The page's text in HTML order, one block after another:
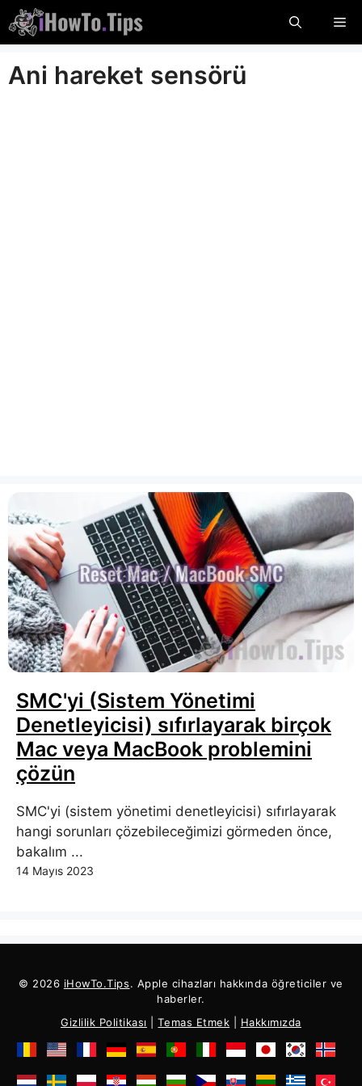
İçeriğe
atla
Ani hareket sensörü
SMC'yi (Sistem Yönetimi
Denetleyicisi) sıfırlayarak birçok
Mac veya MacBook problemini
çözün
SMC'yi (sistem yönetimi denetleyicisi) sıfırlayarak
hangi sorunları çözebileceğimizi görmeden önce,
bakalım ...
14 Mayıs 2023
© 2026 iHowTo.Tips. Apple cihazları hakkında öğreticiler ve
haberler.
Gizlilik Politikası
|Temas Etmek Hakkımızda